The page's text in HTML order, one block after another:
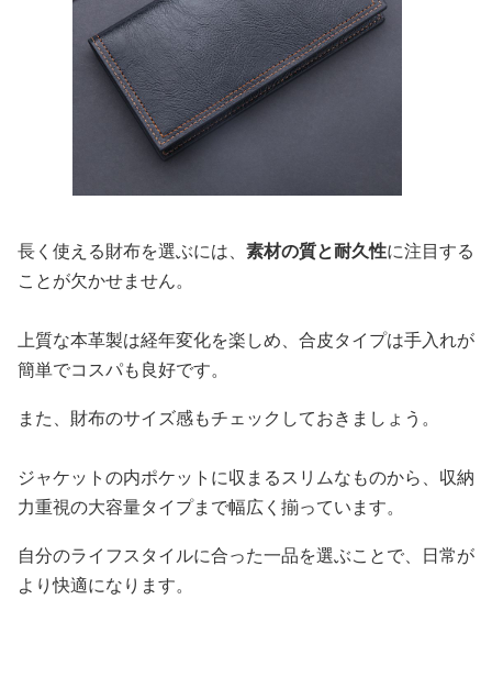
長く使える財布を選ぶには、 素材の質と耐久性に注目する
ことが欠かせません。
上質な本革製は経年変化を楽しめ、合皮タイプは手入れが
簡単でコスパも良好です。
また、財布のサイズ感もチェックしておきましょう。
ジャケットの内ポケットに収まるスリムなものから、収納
力重視の大容量タイプまで幅広く揃っています。
自分のライフスタイルに合った一品を選ぶことで、日常が
より快適になります。